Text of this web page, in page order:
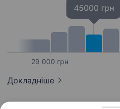
29 000 грн
45000 грн
Докладніше